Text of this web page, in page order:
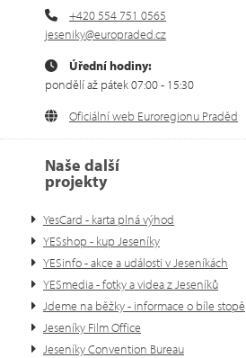
+420 554 751 0565
jeseniky@europraded.cz
Úřední hodiny:
pondělí až pátek 07:00 - 15:30
Oficiální web Euroregionu Praděd
Naše další
projekty
YesCard - karta plná výhod
YESshop - kup Jeseníky
YESinfo - akce a události v Jeseníkách
YESmedia - fotky a videa z Jeseníků
Jdeme na běžky - informace o bíle stopě
Jeseníky Film Office
Jeseníky Convention Bureau